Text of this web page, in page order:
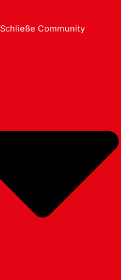
Schließe Community